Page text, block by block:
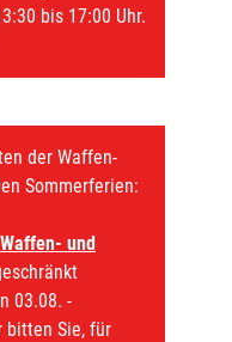
bis 17:00 Uhr.
der Waffen-
Sommerferien:
Waffen- und
03.08. -
bitten Sie, für